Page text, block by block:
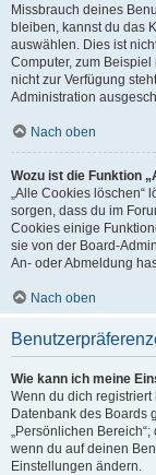
Missbrauch deines
bleiben, kannst du das
auswählen. Dies ist
Computer, zum
nicht zur Verfügung
Administration
Nach oben
Wozu ist die Funktion
„Alle Cookies löschen“
sorgen, dass du im
Cookies einige
sie von der Board-
An- oder Abmeldung
Nach oben
Wie kann ich meine
Wenn du dich
Datenbank des Boards
„Persönlichen
wenn du auf deinen
Einstellungen ändern.